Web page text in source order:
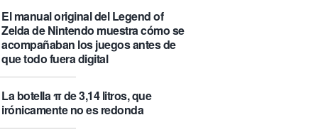
El manual original del Legend of
Zelda de Nintendo muestra cómo se
acompañaban los juegos antes de
que todo fuera digital
La botella π de 3,14 litros, que
irónicamente no es redonda